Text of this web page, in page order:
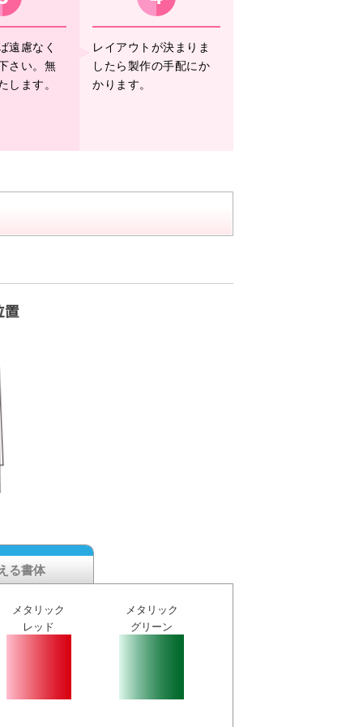
遠慮なく
さい。無
します。
レイアウトが決まりま
したら製作の手配にか
かります。
る書体
メタリック
レッド
メタリック
グリーン